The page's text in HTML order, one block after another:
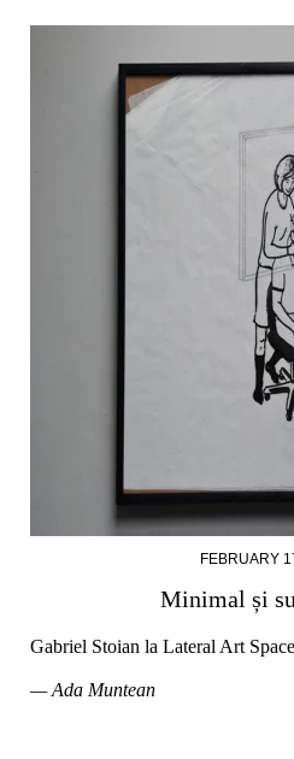
FEBRUARY
Minimal și
Gabriel Stoian la Lateral Art
— Ada Muntean